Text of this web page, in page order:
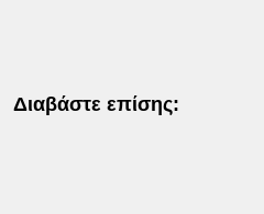
Διαβάστε επίσης: